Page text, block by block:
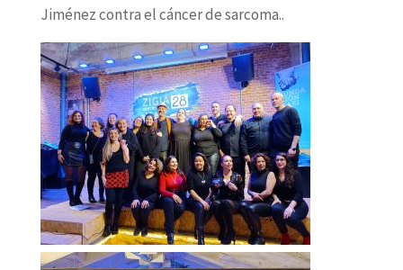
Jiménez contra el cáncer de sarcoma..